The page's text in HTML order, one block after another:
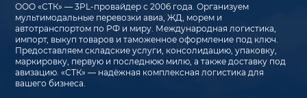
ООО «СТК» — 3PL-провайдер с 2006 года. Организуем
мультимодальные перевозки авиа, ЖД, морем и
автотранспортом по РФ и миру. Международная логистика,
импорт, выкуп товаров и таможенное оформление под ключ.
Предоставляем складские услуги, консолидацию, упаковку,
маркировку, первую и последнюю милю, а также доставку под
авизацию. «СТК» — надёжная комплексная логистика для
вашего бизнеса.